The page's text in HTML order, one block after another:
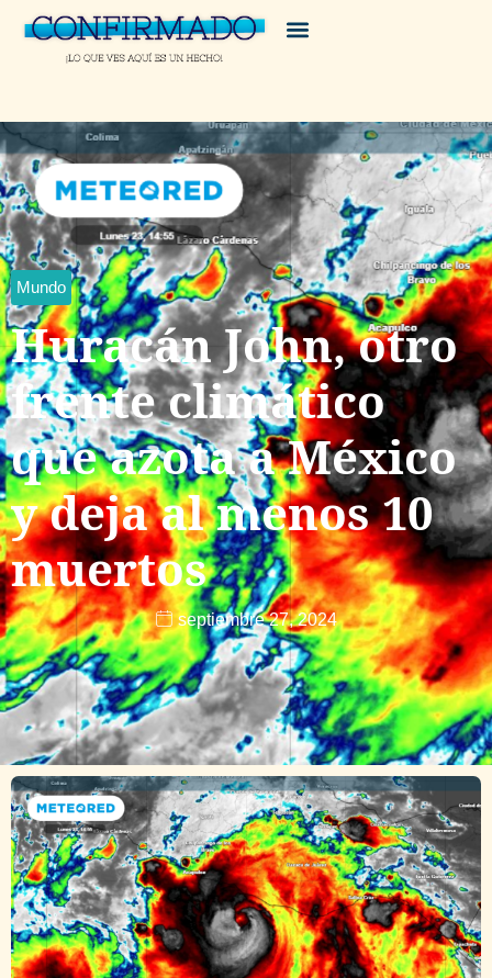
Mundo
Huracán John, otro
frente climático
que azota a México
y deja al menos 10
muertos
septiembre 27, 2024